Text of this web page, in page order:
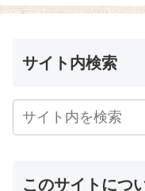
サイト内検索
このサイトにつ